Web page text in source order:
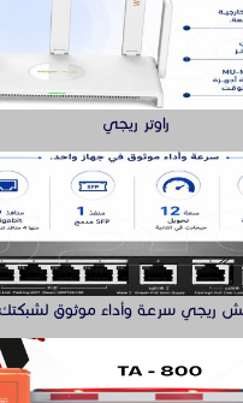
ريجي سرعة وأداء موثوق لشبكتك
مواقف السيارات بوابة دخول وخروج
صيانة التلفزيةن والصوتيات